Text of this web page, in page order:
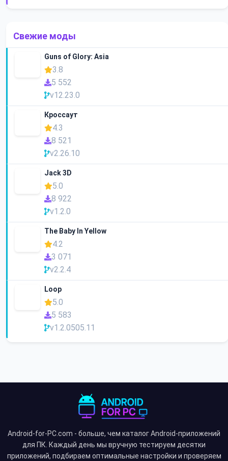
Свежие моды
Guns of Glory: Asia
3.8
5 552
v12.23.0
Кроссаут
4.3
8 521
v2.26.10
Jack 3D
5.0
8 922
v1.2.0
The Baby In Yellow
4.2
3 071
v2.2.4
Loop
5.0
5 583
v1.2.0505.11
Android-for-PC.com - больше, чем каталог Android-приложений
для ПК. Каждый день мы вручную тестируем десятки
приложений, подбираем оптимальные настройки и проверяем